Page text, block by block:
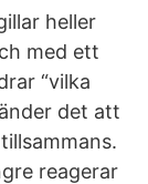
heller
med ett
“vilka
det att
reagerar